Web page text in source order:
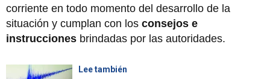
corriente en todo momento del desarrollo de la
situación y cumplan con los consejos e
instrucciones brindadas por las autoridades.
Lee también